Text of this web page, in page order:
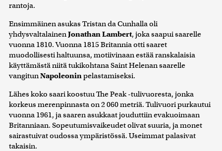
rantoja.
Ensimmäinen asukas Tristan da Cunhalla oli
yhdysvaltalainenJonathan Lambert, joka saapui saarelle
vuonna 1810. Vuonna 1815 Britannia otti saaret
muodollisesti haltuunsa, motiivinaan estää ranskalaisia
käyttämästä niitä tukikohtana Saint Helenan saarelle
vangitunNapoleoninpelastamiseksi.
Lähes koko saari koostuu The Peak -tulivuoresta, jonka
korkeus merenpinnasta on 2 060 metriä. Tulivuori purkautui
vuonna 1961, ja saaren asukkaat jouduttiin evakuoimaan
Britanniaan. Sopeutumisvaikeudet olivat suuria, ja monet
sairastuivat oudossa ympäristössä. Useimmat palasivat
takaisin.